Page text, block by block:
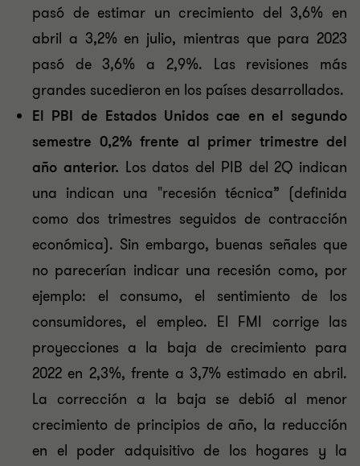
pasó de estimar un crecimiento del 3,6% en
abril a 3,2% en julio, mientras que para 2023
pasó de 3,6% a 2,9%. Las revisiones más
grandes sucedieron en los países desarrollados.
El PBI de Estados Unidoscae en el segundo
semestre 0,2% frente al primer trimestre del
año anterior. Los datos del PIB del 2Q indican
una indican una "recesión técnica” (definida
como dos trimestres seguidos de contracción
económica). Sin embargo, buenas señales que
no parecerían indicar una recesión como, por
ejemplo: el consumo, el sentimiento de los
consumidores, el empleo. El FMI corrige las
proyecciones a la baja de crecimiento para
2022 en 2,3%, frente a 3,7% estimado en abril.
La corrección a la baja se debió al menor
crecimiento de principios de año, la reducción
en el poder adquisitivo de los hogares y la